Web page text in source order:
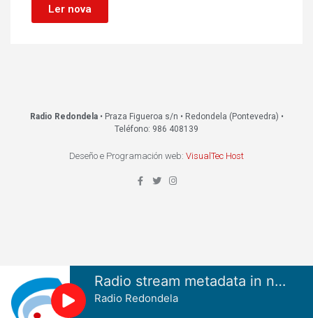
Ler nova
Radio Redondela• Praza Figueroa s/n • Redondela (Pontevedra) •
Teléfono: 986 408139
Deseño e Programación web: VisualTec Host
Radio stream metadata in not available.
Radio Redondela